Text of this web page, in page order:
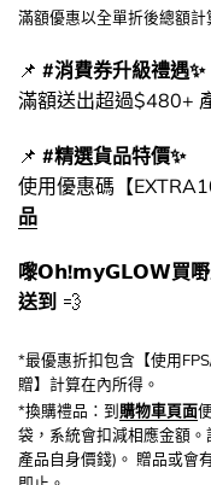
滿額優惠以全單折後總額計
📌 #消費券升級禮遇✨
滿額送出超過$480+
📌 #精選貨品特價✨
使用優惠碼【
品
嚟𝗢𝗵!𝗺𝘆𝗚𝗟𝗢𝗪買嘢
送到 💨
*最優惠折扣包含【使用
贈】計算在內所得。
*換購禮品：到購物車頁面
袋，系統會扣減相應金額
產品自身價錢)。 贈品或會